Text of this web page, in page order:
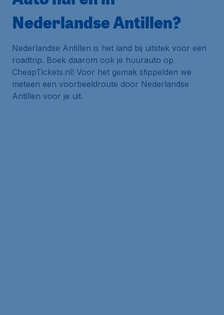
Nederlandse Antillen?
Nederlandse Antillen is het land bij uitstek voor een
roadtrip. Boek daarom ook je huurauto op
CheapTickets.nl! Voor het gemak stippelden we
meteen een voorbeeldroute door Nederlandse
Antillen voor je uit.